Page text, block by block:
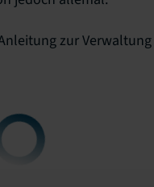
zur